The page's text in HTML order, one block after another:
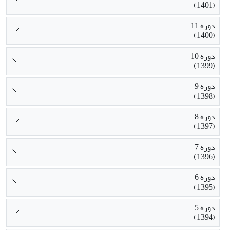
(1401)
دوره 11
(1400)
دوره 10
(1399)
دوره 9
(1398)
دوره 8
(1397)
دوره 7
(1396)
دوره 6
(1395)
دوره 5
(1394)